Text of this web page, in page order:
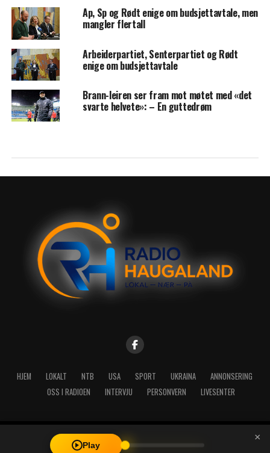
Ap, Sp og Rødt enige om budsjettavtale, men
mangler flertall
Arbeiderpartiet, Senterpartiet og Rødt
enige om budsjettavtale
Brann-leiren ser fram mot møtet med «det
svarte helvete»: – En guttedrøm
HJEM LOKALT NTB USA SPORT UKRAINA
ANNONSERING
OSS I RADIOEN
INTERVJU PERSONVERN LIVESENTER
Copyright © 2026 A-Media AS | Radio Haugaland - Haraldsgata 114,
5527 Haugesund - Mail: post@radioh.no - Telefon: 52717273
Play
×